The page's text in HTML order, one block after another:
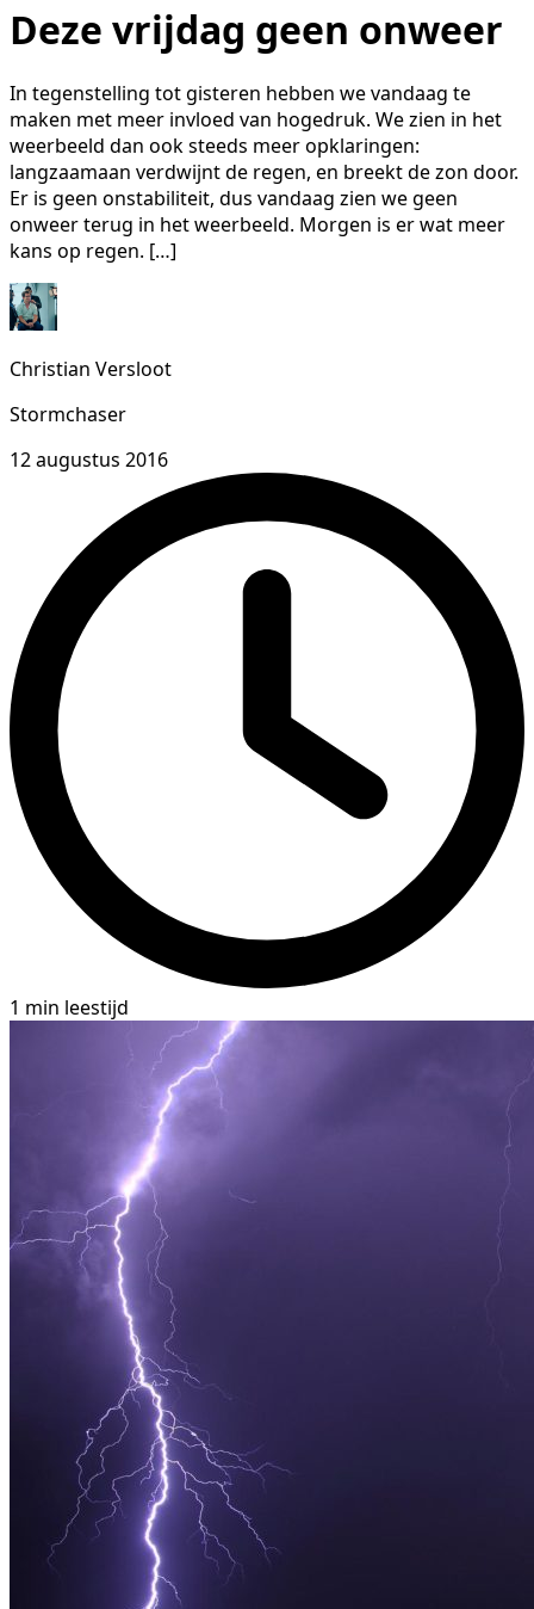
Deze vrijdag geen onweer
In tegenstelling tot gisteren hebben we vandaag te
maken met meer invloed van hogedruk. We zien in het
weerbeeld dan ook steeds meer opklaringen:
langzaamaan verdwijnt de regen, en breekt de zon door.
Er is geen onstabiliteit, dus vandaag zien we geen
onweer terug in het weerbeeld. Morgen is er wat meer
kans op regen. […]
Christian Versloot
Stormchaser
12 augustus 2016
1 min leestijd